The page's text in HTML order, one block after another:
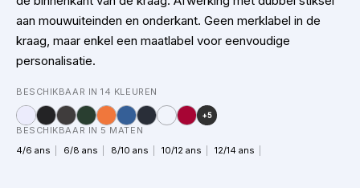
aan mouwuiteinden en onderkant. Geen merklabel in de
kraag, maar enkel een maatlabel voor eenvoudige
personalisatie.
BESCHIKBAAR IN 14 KLEUREN
+5
BESCHIKBAAR IN 5 MATEN
4/6 ans
6/8 ans 8/10 ans 10/12 ans 12/14 ans